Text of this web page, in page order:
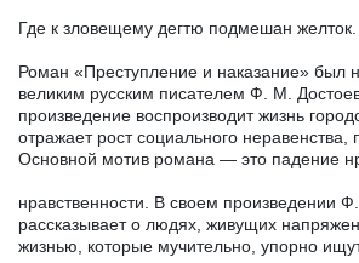
Где к зловещему дегтю подмешан желток.
Роман «Преступление и наказание» был
великим русским писателем Ф. М.
произведение воспроизводит жизнь
отражает рост социального неравенства,
Основной мотив романа — это падение
нравственности. В своем произведении
рассказывает о людях, живущих
жизнью, которые мучительно, упорно